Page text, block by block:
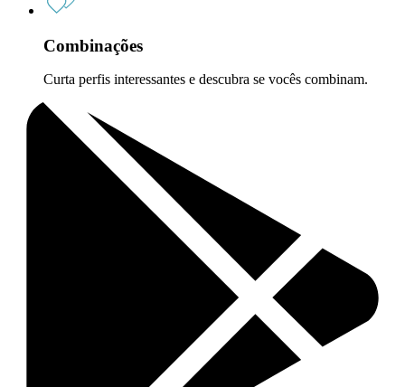
Combinações
Curta perfis interessantes e descubra se vocês combinam.